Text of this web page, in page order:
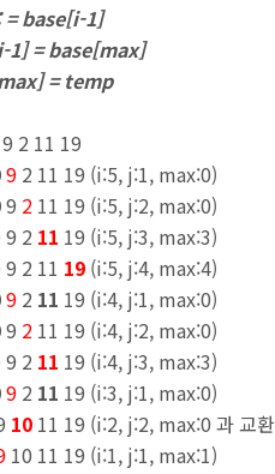
base[i-1]
= base[max]
= temp
2 11 19
9 2 11 19 (i:5, j:1, max:0)
9 2 11 19 (i:5, j:2, max:0)
9 2 11 19 (i:5, j:3, max:3)
9 2 11 19 (i:5, j:4, max:4)
9 2 11 19 (i:4, j:1, max:0)
9 2 11 19 (i:4, j:2, max:0)
9 2 11 19 (i:4, j:3, max:3)
9 2 11 19 (i:3, j:1, max:0)
10 11 19 (i:2, j:2, max:0 과 교환
10 11 19 (i:1, j:1, max:1)